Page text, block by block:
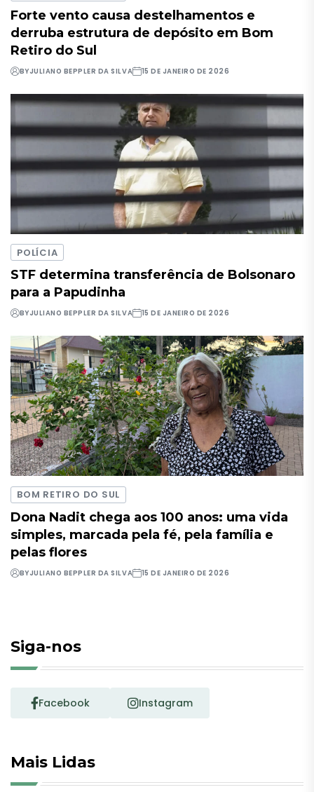
Forte vento causa destelhamentos e
derruba estrutura de depósito em Bom
Retiro do Sul
BYJULIANO BEPPLER DA SILVA 15 DE JANEIRO DE 2026
POLÍCIA
STF determina transferência de Bolsonaro
para a Papudinha
BYJULIANO BEPPLER DA SILVA 15 DE JANEIRO DE 2026
BOM RETIRO DO SUL
Dona Nadit chega aos 100 anos: uma vida
simples, marcada pela fé, pela família e
pelas flores
BYJULIANO BEPPLER DA SILVA 15 DE JANEIRO DE 2026
Siga-nos
Facebook Instagram
Mais Lidas